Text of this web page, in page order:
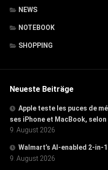
NEWS
NOTEBOOK
SHOPPING
Neueste Beiträge
Apple teste les puces de
ses iPhone et MacBook, selon
9. August 2026
Walmart’s AI-enabled 2-
9. August 2026